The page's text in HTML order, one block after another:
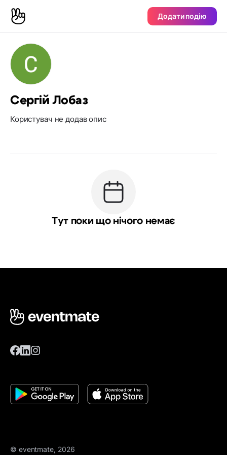
Додати подію
Сергій Лобаз
Користувач не додав опис
Тут поки що нічого немає
© eventmate, 2026